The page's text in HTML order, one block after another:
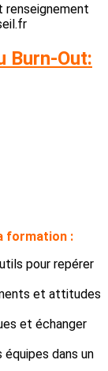
renseignement
Burn-Out:
formation :
pour repérer
et attitudes
et échanger
dans un